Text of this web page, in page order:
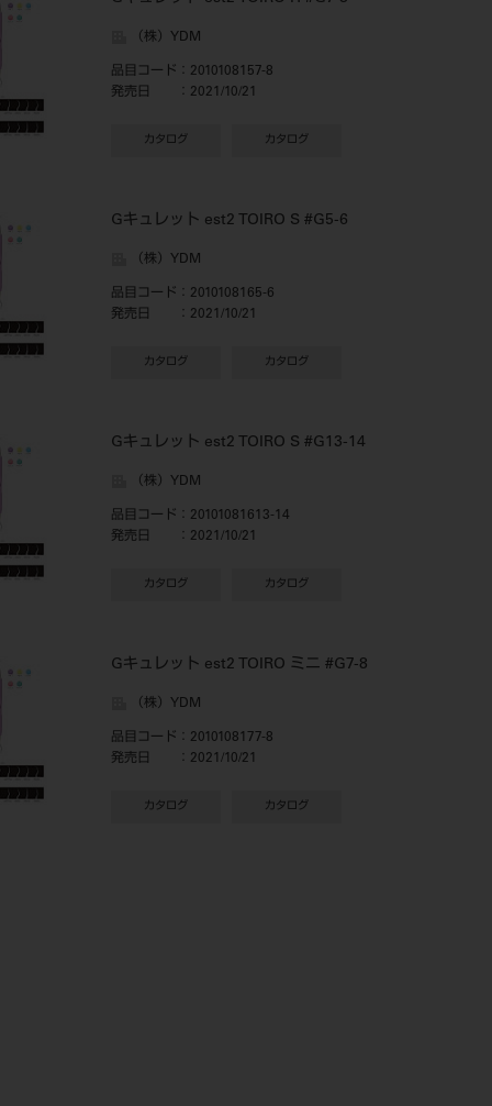
（株）YDM
品目コード ：2010108157-8
発売日
：2021/10/21
カタログ カタログ
Gキュレット est2 TOIRO S #G5-6
（株）YDM
品目コード ：2010108165-6
発売日
：2021/10/21
カタログ カタログ
Gキュレット est2 TOIRO S #G13-14
（株）YDM
品目コード ：20101081613-14
発売日
：2021/10/21
カタログ カタログ
Gキュレット est2 TOIRO ミニ #G7-8
（株）YDM
品目コード ：2010108177-8
発売日
：2021/10/21
カタログ カタログ